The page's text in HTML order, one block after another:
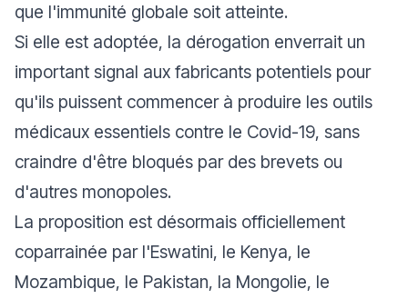
que l'immunité globale soit atteinte.
Si elle est adoptée, la dérogation enverrait un
important signal aux fabricants potentiels pour
qu'ils puissent commencer à produire les outils
médicaux essentiels contre le Covid-19, sans
craindre d'être bloqués par des brevets ou
d'autres monopoles.
La proposition est désormais officiellement
coparrainée par l'Eswatini, le Kenya, le
Mozambique, le Pakistan, la Mongolie, le